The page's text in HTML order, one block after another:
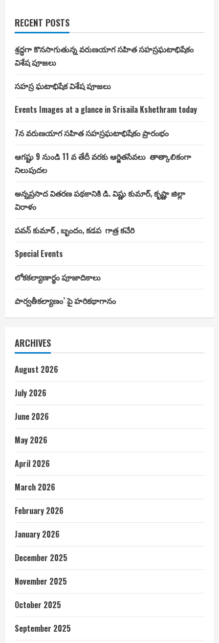
RECENT POSTS
శ్రద్ధగా కొనసాగుతున్న వరుణయాగ సహిత సహస్రఘటాభిషేకం
విశేష పూజలు
సహస్ర ఘటాభిషేక విశేష పూజలు
Events Images at a glance in Srisaila Kshethram today
7న వరుణయాగ సహిత సహస్రఘటాభిషేకం ప్రారంభం
ఆగష్టు 9 నుండి 11 వ తేదీ వరకు ఆర్జితసేవలు తాత్కాలికంగా
నిలుపుదల
అన్నప్రసాద వితరణ పథకానికి డి. విష్ణు కుమార్, కృష్ణా జిల్లా
విరాళం
పవన్ కుమార్ , బృందం, కడప గాత్ర కచేరి
Special Events
లోకకల్యాణార్థం పూజాదికాలు
పార్వతీకల్యాణం’ పై హరికథాగానం
ARCHIVES
August 2026
July 2026
June 2026
May 2026
April 2026
March 2026
February 2026
January 2026
December 2025
November 2025
October 2025
September 2025